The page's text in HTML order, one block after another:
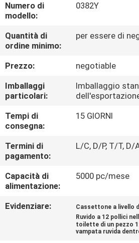
CONTROLLO
DI
QUALITÀ
CONTATTICI
NOTIZIE
CASI
MAPPA
SITO
Numero di
modello:
0382Y
Quantità di
ordine minimo:
per essere di
Prezzo:
negotiable
Imballaggi
particolari:
Imballaggio
Tempi di
consegna:
15 GIORNI
Termini di
pagamento:
L/C, D/P, T/T, D/
Capacità di
alimentazione:
5000 pc/mese
Evidenziare: Cassettone a livello
Ruvido a 12 pollici
toilette di un pezzo
vampata ruvida